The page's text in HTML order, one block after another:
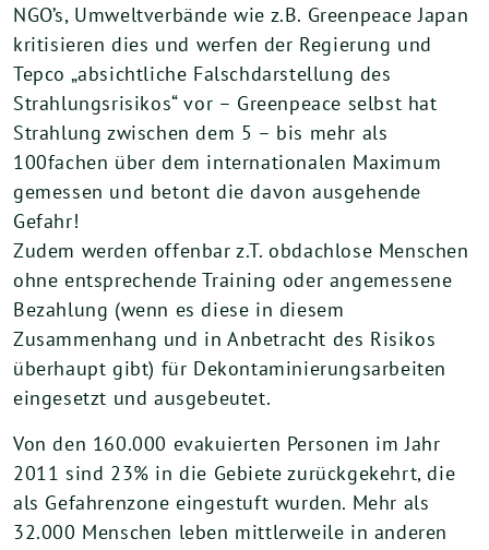
NGO’s, Umweltverbände wie z.B. Greenpeace Japan
kritisieren dies und werfen der Regierung und
Tepco „absichtliche Falschdarstellung des
Strahlungsrisikos“ vor – Greenpeace selbst hat
Strahlung zwischen dem 5 – bis mehr als
100fachen über dem internationalen Maximum
gemessen und betont die davon ausgehende
Gefahr!
Zudem werden offenbar z.T. obdachlose Menschen
ohne entsprechende Training oder angemessene
Bezahlung (wenn es diese in diesem
Zusammenhang und in Anbetracht des Risikos
überhaupt gibt) für Dekontaminierungsarbeiten
eingesetzt und ausgebeutet.
Von den 160.000 evakuierten Personen im Jahr
2011 sind 23% in die Gebiete zurückgekehrt, die
als Gefahrenzone eingestuft wurden. Mehr als
32.000 Menschen leben mittlerweile in anderen